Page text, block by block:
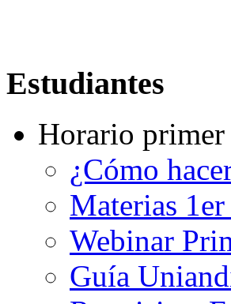
Estudiantes
Horario primer
¿Cómo
Materias
Webinar
Guía